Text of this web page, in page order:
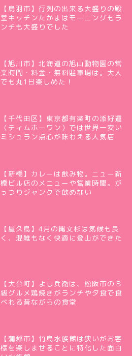
【鳥羽市】行列の出来る大盛りの殿
堂キッチンたかまはモーニングもラ
ンチも大盛りでした
【旭川市】北海道の旭山動物園の営
業時間・料金・無料駐車場は。大人
でも丸1日楽しめた！
【千代田区】東京都有楽町の添好運
（ティムホーワン）では世界一安い
ミシュラン点心が味わえる人気店
【新橋】カレーは飲み物。ニュー新
橋ビル店のメニューや営業時間。が
っつりジャンクで飲めない
【屋久島】4月の縄文杉は気候も良
く、混雑もなく快適に登山ができた
【大台町】よし兵衛は、松阪市のＢ
級グルメ鶏焼きがランチや夕食で食
べれる昔ながらの食堂
【蒲郡市】竹島水族館は狭いがお客
様を楽しませることに特化した面白